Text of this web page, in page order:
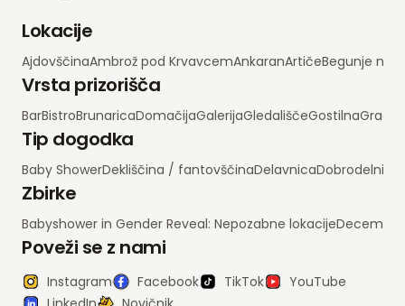
Lokacije
AjdovščinaAmbrož pod KrvavcemAnkaranArtičeBegunje na
Vrsta prizorišča
BarBistroBrunaricaDomačijaGalerijaGledališčeGostilnaGrad
Tip dogodka
Baby ShowerDekliščina / fantovščinaDelavnicaDobrodelni
Zbirke
Babyshower in Gender Reveal: Nepozabne lokacije
Poveži se z nami
Instagram Facebook TikTok
YouTube